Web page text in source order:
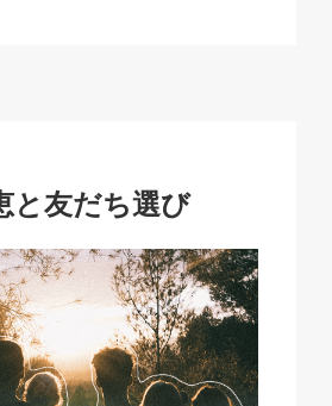
o
k
p
at
と友だち選び